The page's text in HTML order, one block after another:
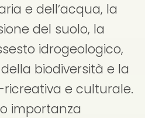
e dell’acqua, la
del suolo, la
idrogeologico,
biodiversità e la
e culturale.
importanza